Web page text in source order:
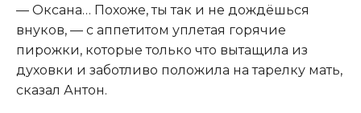
— Оксана… Похоже, ты так и не дождёшься
внуков, — с аппетитом уплетая горячие
пирожки, которые только что вытащила из
духовки и заботливо положила на тарелку мать,
сказал Антон.